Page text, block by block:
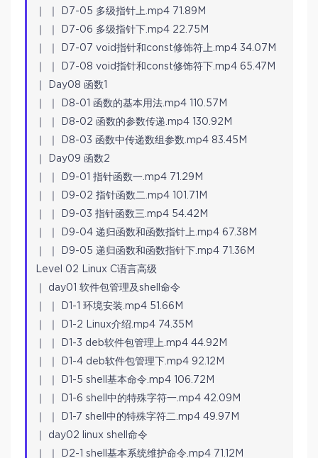
｜ ｜ D7-05 多级指针上.mp4 71.89M
｜ ｜ D7-06 多级指针下.mp4 22.75M
｜ ｜ D7-07 void指针和const修饰符上.mp4 34.07M
｜ ｜ D7-08 void指针和const修饰符下.mp4 65.47M
｜ Day08 函数1
｜ ｜ D8-01 函数的基本用法.mp4 110.57M
｜ ｜ D8-02 函数的参数传递.mp4 130.92M
｜ ｜ D8-03 函数中传递数组参数.mp4 83.45M
｜ Day09 函数2
｜ ｜ D9-01 指针函数一.mp4 71.29M
｜ ｜ D9-02 指针函数二.mp4 101.71M
｜ ｜ D9-03 指针函数三.mp4 54.42M
｜ ｜ D9-04 递归函数和函数指针上.mp4 67.38M
｜ ｜ D9-05 递归函数和函数指针下.mp4 71.36M
Level 02 Linux C语言高级
｜ day01 软件包管理及shell命令
｜ ｜ D1-1 环境安装.mp4 51.66M
｜ ｜ D1-2 Linux介绍.mp4 74.35M
｜ ｜ D1-3 deb软件包管理上.mp4 44.92M
｜ ｜ D1-4 deb软件包管理下.mp4 92.12M
｜ ｜ D1-5 shell基本命令.mp4 106.72M
｜ ｜ D1-6 shell中的特殊字符一.mp4 42.09M
｜ ｜ D1-7 shell中的特殊字符二.mp4 49.97M
｜ day02 linux shell命令
｜ ｜ D2-1 shell基本系统维护命令.mp4 71.12M